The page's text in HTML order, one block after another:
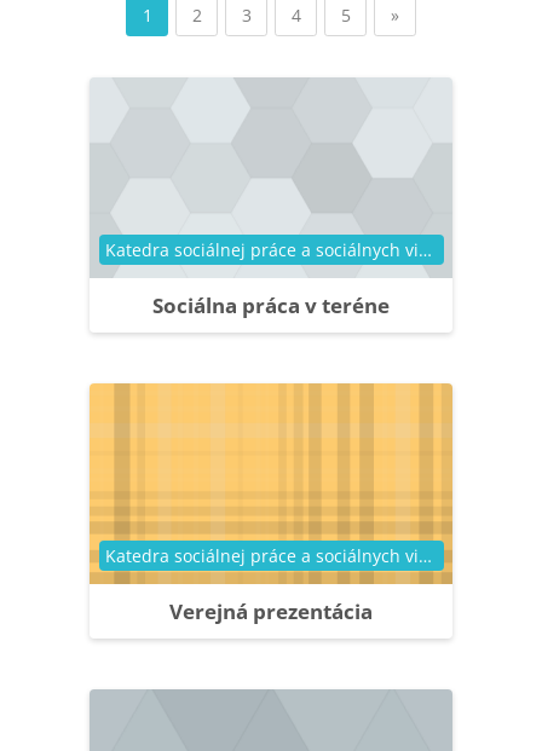
1 Strana 1
2Strana 2
3Strana 3
4Strana 4
5Strana 5
»
Sociálna práca v teréne
Kategória kurzu Katedra sociálnej práce a sociálnych vied
Verejná prezentácia
Kategória kurzu Katedra sociálnej práce a sociálnych vied